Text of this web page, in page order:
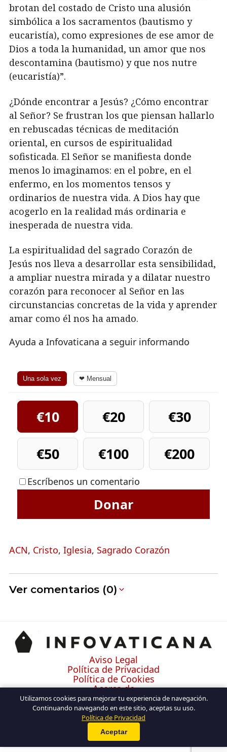
brotan del costado de Cristo una alusión
simbólica a los sacramentos (bautismo y
eucaristía), como expresiones de ese amor de
Dios a toda la humanidad, un amor que nos
descontamina (bautismo) y que nos nutre
(eucaristía)”.
¿Dónde encontrar a Jesús? ¿Cómo encontrar
al Señor? Se frustran los que piensan hallarlo
en rebuscadas técnicas de meditación
oriental, en cursos de espiritualidad
sofisticada. El Señor se manifiesta donde
menos lo imaginamos: en el pobre, en el
enfermo, en los momentos tensos y
ordinarios de nuestra vida. A Dios hay que
acogerlo en la realidad más ordinaria e
inesperada de nuestra vida.
La espiritualidad del sagrado Corazón de
Jesús nos lleva a desarrollar esta sensibilidad,
a ampliar nuestra mirada y a dilatar nuestro
corazón para reconocer al Señor en las
circunstancias concretas de la vida y aprender
amar como él nos ha amado.
Ayuda a Infovaticana a seguir informando
Una sola vez ❤ Mensual
€10 €20
€30
€50
€100 €200
Escríbenos un comentario
Donar
ACN, Cristo, Iglesia, Sagrado Corazón
Ver comentarios (0)
Aviso Legal
Política de Privacidad
Política de Cookies
Acerca de
Contacto
Utilizamos cookies para mejorar tu experiencia de navegación.
Continuando navegando en este sitio, aceptas su uso.
Política de Privacidad
Aceptar